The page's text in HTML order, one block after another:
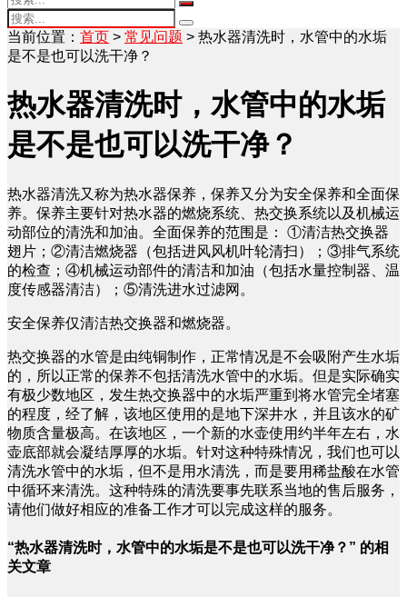
当前位置： 首页 > 常见问题 > 热水器清洗时，水管中的水垢
是不是也可以洗干净？
热水器清洗时，水管中的水垢
是不是也可以洗干净？
热水器清洗又称为热水器保养，保养又分为安全保养和全面保
养。保养主要针对热水器的燃烧系统、热交换系统以及机械运
动部位的清洗和加油。全面保养的范围是： ①清洁热交换器
翅片；②清洁燃烧器（包括进风风机叶轮清扫）；③排气系统
的检查；④机械运动部件的清洁和加油（包括水量控制器、温
度传感器清洁）；⑤清洗进水过滤网。
安全保养仅清洁热交换器和燃烧器。
热交换器的水管是由纯铜制作，正常情况是不会吸附产生水垢
的，所以正常的保养不包括清洗水管中的水垢。但是实际确实
有极少数地区，发生热交换器中的水垢严重到将水管完全堵塞
的程度，经了解，该地区使用的是地下深井水，并且该水的矿
物质含量极高。在该地区，一个新的水壶使用约半年左右，水
壶底部就会凝结厚厚的水垢。针对这种特殊情况，我们也可以
清洗水管中的水垢，但不是用水清洗，而是要用稀盐酸在水管
中循环来清洗。这种特殊的清洗要事先联系当地的售后服务，
请他们做好相应的准备工作才可以完成这样的服务。
“热水器清洗时，水管中的水垢是不是也可以洗干净？” 的相
关文章